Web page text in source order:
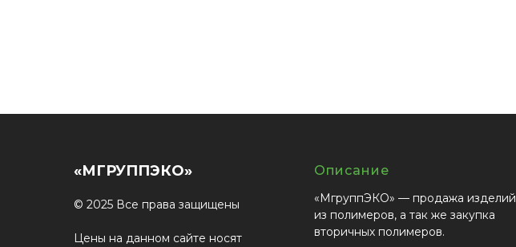
«МГРУППЭКО»
© 2025 Все права защищены
Цены на данном сайте носят
Описание
«МгруппЭКО» — продажа изделий
из полимеров, а так же закупка
вторичных полимеров.